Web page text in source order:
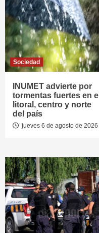
Sociedad
INUMET advierte por
tormentas fuertes en el
litoral, centro y norte
del país
jueves 6 de agosto de 2026